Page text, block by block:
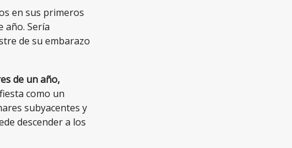
en sus primeros
año. Sería
de su embarazo
de un año,
como un
subyacentes y
descender a los